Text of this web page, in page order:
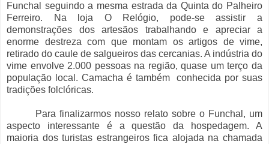
Funchal seguindo a mesma estrada da Quinta do Palheiro
Ferreiro. Na loja O Relógio, pode-se assistir a
demonstrações dos artesãos trabalhando e apreciar a
enorme destreza com que montam os artigos de vime,
retirado do caule de salgueiros das cercanias. A indústria do
vime envolve 2.000 pessoas na região, quase um terço da
população local. Camacha é também conhecida por suas
tradições folclóricas.
Para finalizarmos nosso relato sobre o Funchal, um
aspecto interessante é a questão da hospedagem. A
maioria dos turistas estrangeiros fica alojada na chamada